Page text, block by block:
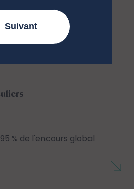
% de l'encours global
Suivant